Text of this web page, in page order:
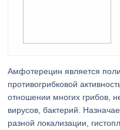
Амфотерецин является
противогрибковой
отношении многих грибов,
вирусов, бактерий.
разной локализации,